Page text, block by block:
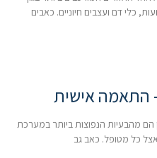
כלי דם ועצבים חיוניים. כאבים
התאמה אישית
הם מהבעיות הנפוצות ביותר במערכת
כל מטופל. כאב גב